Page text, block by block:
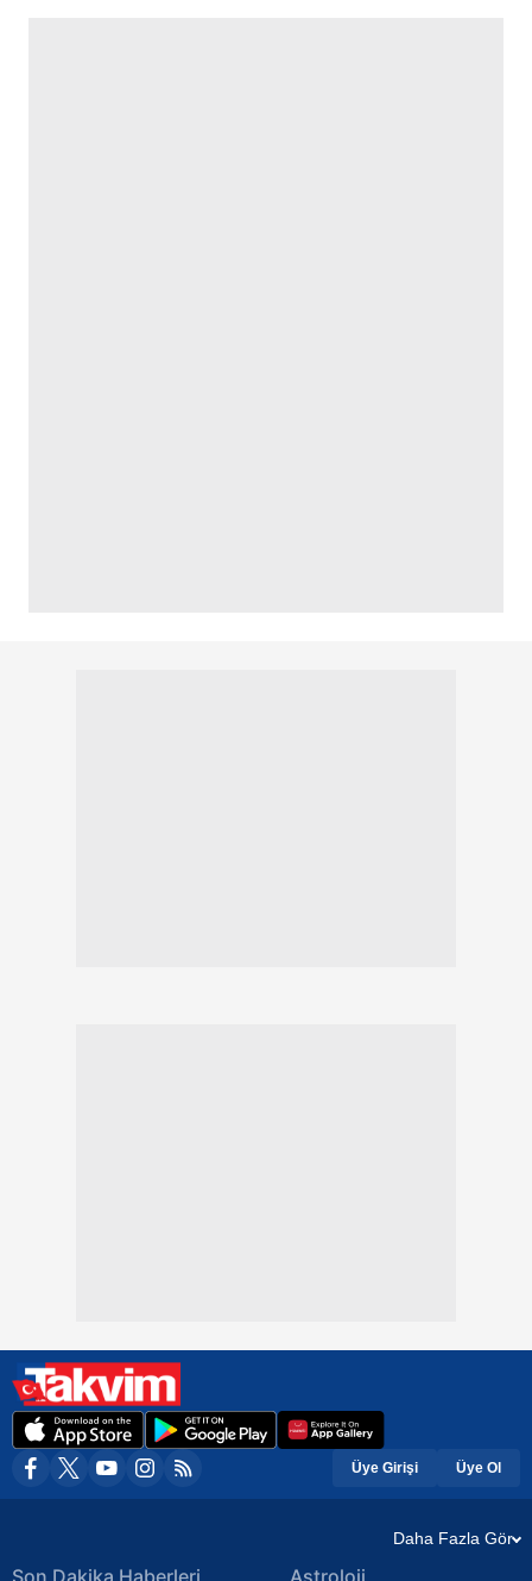
Üye Girişi Üye Ol
Daha Fazla Gör